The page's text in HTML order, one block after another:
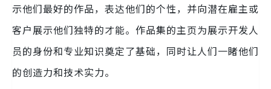
示他们最好的作品，表达他们的个性，并向潜在雇主或
客户展示他们独特的才能。作品集的主页为展示开发人
员的身份和专业知识奠定了基础，同时让人们一睹他们
的创造力和技术实力。